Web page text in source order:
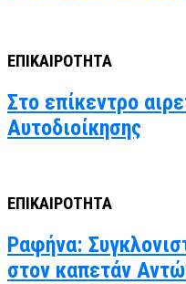
ΕΠΙΚΑΙΡΟΤΗΤΑ
Στο επίκεντρο
Αυτοδιοίκησης
ΕΠΙΚΑΙΡΟΤΗΤΑ
Ραφήνα:
στον καπετάν